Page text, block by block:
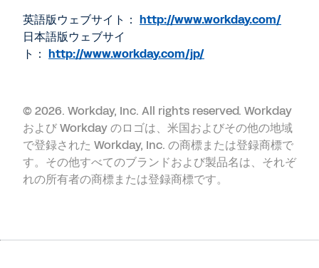
英語版ウェブサイト： http://www.workday.com/
日本語版ウェブサイ
ト： http://www.workday.com/jp/
© 2026. Workday, Inc. All rights reserved. Workday
および Workday のロゴは、米国およびその他の地域
で登録された Workday, Inc. の商標または登録商標で
す。その他すべてのブランドおよび製品名は、それぞ
れの所有者の商標または登録商標です。